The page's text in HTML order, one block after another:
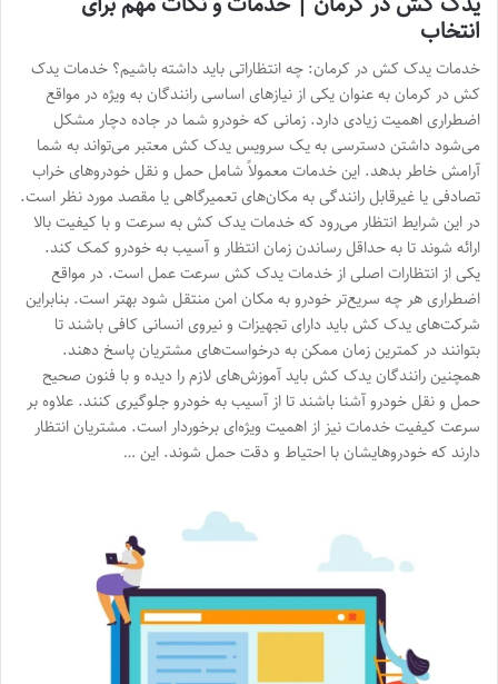
انتخاب
خدمات یدک کش در کرمان: چه انتظاراتی باید داشته باشیم؟ خدمات یدک
کش در کرمان به عنوان یکی از نیازهای اساسی رانندگان به ویژه در مواقع
اضطراری اهمیت زیادی دارد. زمانی که خودرو شما در جاده دچار مشکل
می‌شود داشتن دسترسی به یک سرویس یدک کش معتبر می‌تواند به شما
آرامش خاطر بدهد. این خدمات معمولاً شامل حمل و نقل خودروهای خراب
تصادفی یا غیرقابل رانندگی به مکان‌های تعمیرگاهی یا مقصد مورد نظر است.
در این شرایط انتظار می‌رود که خدمات یدک کش به سرعت و با کیفیت بالا
ارائه شوند تا به حداقل رساندن زمان انتظار و آسیب به خودرو کمک کند.
یکی از انتظارات اصلی از خدمات یدک کش سرعت عمل است. در مواقع
اضطراری هر چه سریع‌تر خودرو به مکان امن منتقل شود بهتر است. بنابراین
شرکت‌های یدک کش باید دارای تجهیزات و نیروی انسانی کافی باشند تا
بتوانند در کمترین زمان ممکن به درخواست‌های مشتریان پاسخ دهند.
همچنین رانندگان یدک کش باید آموزش‌های لازم را دیده و با فنون صحیح
حمل و نقل خودرو آشنا باشند تا از آسیب به خودرو جلوگیری کنند. علاوه بر
سرعت کیفیت خدمات نیز از اهمیت ویژه‌ای برخوردار است. مشتریان انتظار
دارند که خودروهایشان با احتیاط و دقت حمل شوند. این …